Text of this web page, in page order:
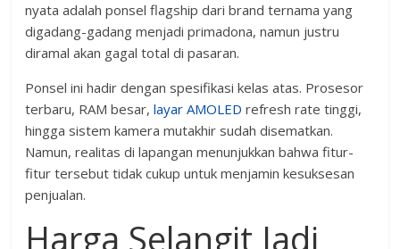
nyata adalah ponsel flagship dari brand ternama yang
digadang-gadang menjadi primadona, namun justru
diramal akan gagal total di pasaran.
Ponsel ini hadir dengan spesifikasi kelas atas. Prosesor
terbaru, RAM besar,layar AMOLED refresh rate tinggi,
hingga sistem kamera mutakhir sudah disematkan.
Namun, realitas di lapangan menunjukkan bahwa fitur-
fitur tersebut tidak cukup untuk menjamin kesuksesan
penjualan.
Harga Selangit Jadi